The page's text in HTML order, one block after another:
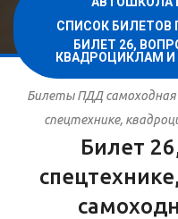
СПИСОК БИЛЕТОВ
БИЛЕТ 26,
КВАДРОЦИКЛАМ
Билеты ПДД самоходная
спецтехнике,
Билет